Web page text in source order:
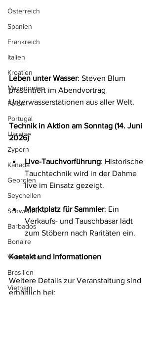
Österreich
Spanien
Frankreich
Italien
Kroatien
Mazedonien
Polen
Portugal
Ukraine
Zypern
Kanada
Georgien
Seychellen
Schweden
Barbados
Bonaire
Venezuela
Brasilien
Vietnam
Leben unter Wasser: Steven Blum
präsentiert im Abendvortrag
Unterwasserstationen aus aller Welt.
Technik in Aktion am Sonntag (14. Juni
2026)
Live-Tauchvorführung: Historische
Tauchtechnik wird in der Dahme
live im Einsatz gezeigt.
Marktplatz für Sammler: Ein
Verkaufs- und Tauschbasar lädt
zum Stöbern nach Raritäten ein.
Kontakt und Informationen
Weitere Details zur Veranstaltung sind
erhältlich bei: